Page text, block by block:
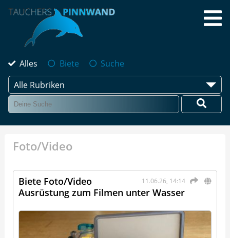
Alles Biete
Suche
Alle Rubriken
Foto/Video
11.06.26, 14:14
Biete Foto/Video
Ausrüstung zum Filmen unter Wasser